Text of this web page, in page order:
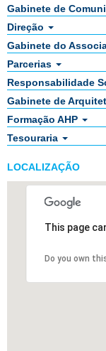
Gabinete de
Direção
Gabinete do
Parcerias
Responsabilidade
Gabinete de
Formação AHP
Tesouraria
LOCALIZAÇÃO
This page
Do you own